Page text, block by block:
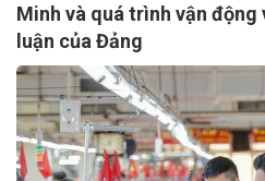
Minh và quá trình vận
luận của Đảng